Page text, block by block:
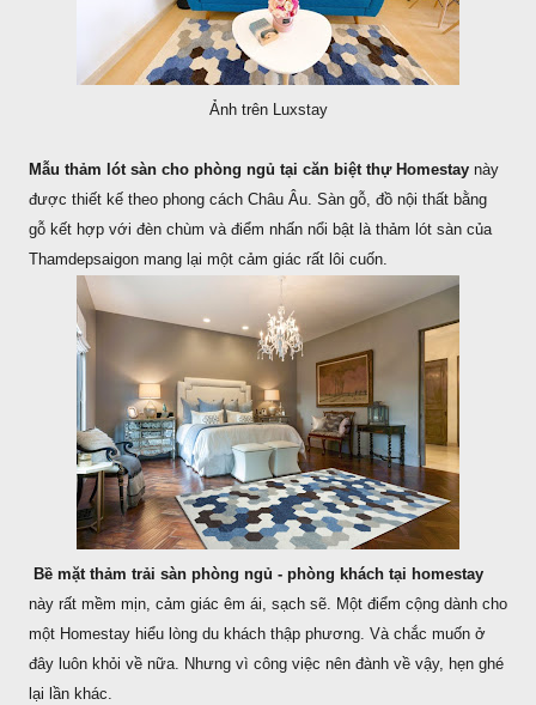
Ảnh trên Luxstay
Mẫu thảm lót sàn cho phòng ngủ tại căn biệt thự Homestay này
được thiết kế theo phong cách Châu Âu. Sàn gỗ, đồ nội thất bằng
gỗ kết hợp với đèn chùm và điểm nhấn nổi bật là thảm lót sàn của
Thamdepsaigon mang lại một cảm giác rất lôi cuốn.
Bề mặt thảm trải sàn phòng ngủ - phòng khách tại homestay
này rất mềm mịn, cảm giác êm ái, sạch sẽ. Một điểm cộng dành cho
một Homestay hiểu lòng du khách thập phương. Và chắc muốn ở
đây luôn khỏi về nữa. Nhưng vì công việc nên đành về vậy, hẹn ghé
lại lần khác.